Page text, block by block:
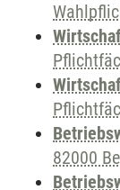
82000